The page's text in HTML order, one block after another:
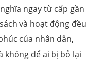
ngay từ cấp gần
và hoạt động đều
của nhân dân,
không để ai bị bỏ lại